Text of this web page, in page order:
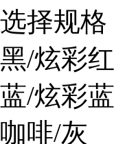
选择规格
黑/炫彩红
蓝/炫彩蓝
咖啡/灰